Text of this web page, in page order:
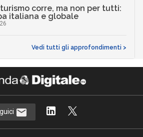
turismo corre, ma non per tutti:
italiana e globale
Vedi tutti gli approfondimenti >